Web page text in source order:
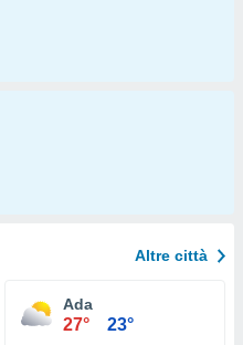
Altre città
Ada
27° 23°